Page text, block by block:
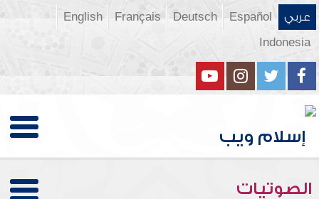
عربي Español
Deutsch
Français
English
Indonesia
الصوتيات